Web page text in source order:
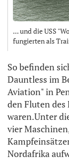
... und die USS
fungierten als
So befinden
Dauntless im
Aviation" in
den Fluten des
waren.Unter
vier
Nordafrika